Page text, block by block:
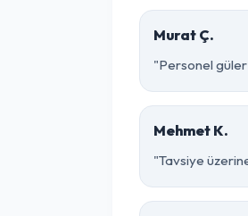
Murat Ç.
"Personel güler
Mehmet K.
"Tavsiye